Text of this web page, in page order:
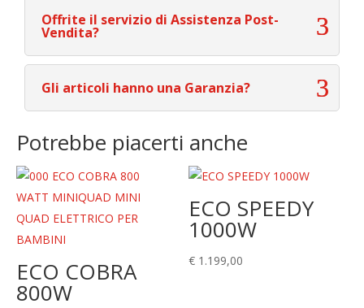
Offrite il servizio di Assistenza Post-
Vendita?
Gli articoli hanno una Garanzia?
Potrebbe piacerti anche
ECO COBRA
800W
ECO SPEEDY
1000W
€ 1.199,00